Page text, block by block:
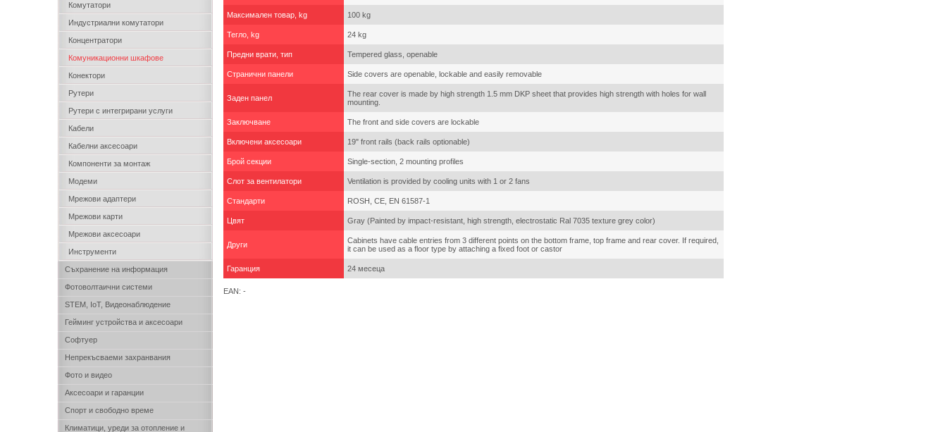
Комутатори
Индустриални комутатори
Концентратори
Комуникационни шкафове
Конектори
Рутери
Рутери с интегрирани услуги
Кабели
Кабелни аксесоари
Компоненти за монтаж
Модеми
Мрежови адаптери
Мрежови карти
Мрежови аксесоари
Инструменти
Съхранение на информация
Фотоволтаични системи
STEM, IoT, Видеонаблюдение
Гейминг устройства и аксесоари
Софтуер
Непрекъсваеми захранвания
Фото и видео
Аксесоари и гаранции
Спорт и свободно време
Климатици, уреди за отопление и
Максимален товар, kg 100 kg
Тегло, kg 24 kg
Предни врати, тип Tempered glass, openable
Странични панели Side covers are openable, lockable and easily removable
Заден панел
The rear cover is made by high strength 1.5 mm DKP sheet that provides high strength with holes for wall
mounting.
Заключване The front and side covers are lockable
Включени аксесоари 19" front rails (back rails optionable)
Брой секции Single-section, 2 mounting profiles
Слот за вентилатори Ventilation is provided by cooling units with 1 or 2 fans
Стандарти ROSH, CE, EN 61587-1
Цвят Gray (Painted by impact-resistant, high strength, electrostatic Ral 7035 texture grey color)
Други
Cabinets have cable entries from 3 different points on the bottom frame, top frame and rear cover. If required,
it can be used as a floor type by attaching a fixed foot or castor
Гаранция 24 месеца
EAN: -